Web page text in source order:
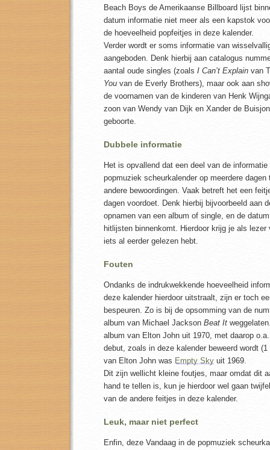
Beach Boys de Amerikaanse Billboard lijst
datum informatie niet meer als een kapstok
de hoeveelheid popfeitjes in deze kalender.
Verder wordt er soms informatie van
aangeboden. Denk hierbij aan catalogus
aantal oude singles (zoals I Can’t Explain van
You van de Everly Brothers), maar ook aan
de voornamen van de kinderen van Henk
zoon van Wendy van Dijk en Xander de
geboorte.
Dubbele informatie
Het is opvallend dat een deel van de
popmuziek scheurkalender op meerdere
andere bewoordingen. Vaak betreft het een
dagen voordoet. Denk hierbij bijvoorbeeld aan
opnamen van een album of single, en de
hitlijsten binnenkomt. Hierdoor krijg je als
iets al eerder gelezen hebt.
Fouten
Ondanks de indrukwekkende hoeveelheid
deze kalender hierdoor uitstraalt, zijn er toch
bespeuren. Zo is bij de opsomming van de
album van Michael Jackson Beat It
album van Elton John uit 1970, met daarop
debut, zoals in deze kalender beweerd wordt
van Elton John was Empty Sky uit 1969.
Dit zijn wellicht kleine foutjes, maar omdat dit
hand te tellen is, kun je hierdoor wel gaan
van de andere feitjes in deze kalender.
Leuk, maar niet perfect
Enfin, deze Vandaag in de popmuziek